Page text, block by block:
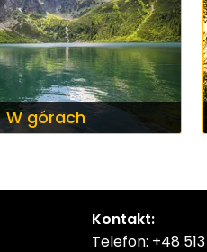
W górach
Kontakt:
Telefon: +48